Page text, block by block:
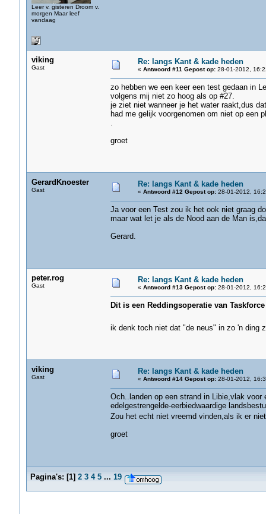
Leer v. gisteren Droom v.
morgen Maar leef
vandaag
viking
Gast
Re: langs Kant & kade heden
« Antwoord #11 Gepost op:28-01-2012,
zo hebben we een keer een test gedaan in
volgens mij niet zo hoog als op #27.
je ziet niet wanneer je het water raakt,dus
had me gelijk voorgenomen om niet op een
.
groet
GerardKnoester
Gast
Re: langs Kant & kade heden
« Antwoord #12 Gepost op:28-01-2012,
Ja voor een Test zou ik het ook niet graag
maar wat let je als de Nood aan de Man
Gerard.
peter.rog
Gast
Re: langs Kant & kade heden
« Antwoord #13 Gepost op:28-01-2012,
Dit is een Reddingsoperatie van
ik denk toch niet dat "de neus" in zo 'n ding
viking
Gast
Re: langs Kant & kade heden
« Antwoord #14 Gepost op:28-01-2012,
Och..landen op een strand in Libie,vlak voor
edelgestrengelde-eerbiedwaardige
Zou het echt niet vreemd vinden,als ik er
groet
Pagina's: [1] 2 3 4 5 ... 19